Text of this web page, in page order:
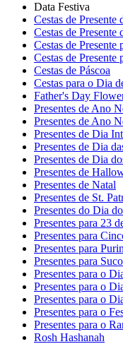
Data Festiva
Cestas de Presente
Cestas de Presente
Cestas de Presente
Cestas de Presente
Cestas de Páscoa
Cestas para o Dia
Father's Day
Presentes de Ano
Presentes de Ano
Presentes de Dia
Presentes de Dia
Presentes de Dia
Presentes de
Presentes de Natal
Presentes de St.
Presentes do Dia
Presentes para 23
Presentes para
Presentes para
Presentes para
Presentes para o
Presentes para o
Presentes para o
Presentes para o
Presentes para o
Rosh Hashanah